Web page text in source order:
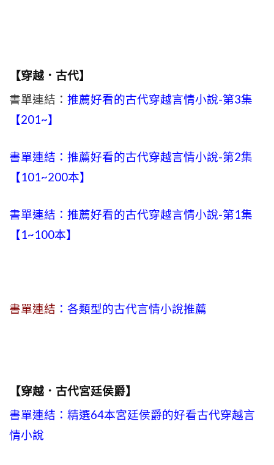
【穿越．古代】
書單連結： 推薦好看的古代穿越言情小說-第3集
【201~】
書單連結：推薦好看的古代穿越言情小說-第2集
【101~200本】
書單連結：推薦好看的古代穿越言情小說-第1集
【1~100本】
書單連結 ：各類型的古代言情小說推薦
【穿越．古代宮廷侯爵】
書單連結：精選64本宮廷侯爵的好看古代穿越言
情小說